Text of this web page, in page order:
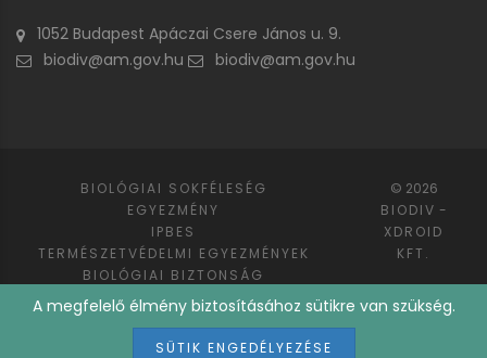
1052 Budapest Apáczai Csere János u. 9.
biodiv@am.gov.hu
biodiv@am.gov.hu
BIOLÓGIAI SOKFÉLESÉG
EGYEZMÉNY
IPBES
TERMÉSZETVÉDELMI EGYEZMÉNYEK
BIOLÓGIAI BIZTONSÁG
GÉNMEGŐRZÉS
DOKUMENTUMOK
KAPCSOLAT
© 2026
BIODIV -
XDROID
KFT.
A megfelelő élmény biztosításához sütikre van szükség.
SÜTIK ENGEDÉLYEZÉSE